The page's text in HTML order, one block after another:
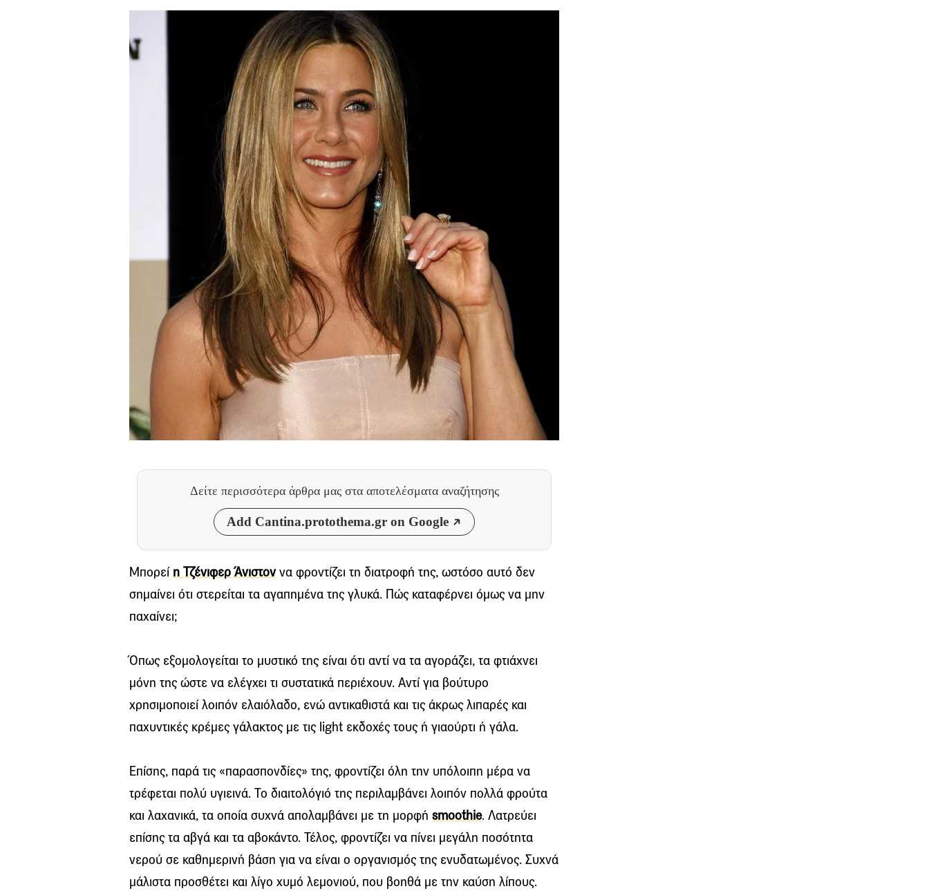
Δείτε περισσότερα άρθρα μας στα αποτελέσματα αναζήτησης
Add Cantina.protothema.gr on Google
Μπορεί η Τζένιφερ Άνιστοννα φροντίζει τη διατροφή της, ωστόσο αυτό δεν
σημαίνει ότι στερείται τα αγαπημένα της γλυκά. Πώς καταφέρνει όμως να μην
παχαίνει;
Όπως εξομολογείται το μυστικό της είναι ότι αντί να τα αγοράζει, τα φτιάχνει
μόνη της ώστε να ελέγχει τι συστατικά περιέχουν. Αντί για βούτυρο
χρησιμοποιεί λοιπόν ελαιόλαδο, ενώ αντικαθιστά και τις άκρως λιπαρές και
παχυντικές κρέμες γάλακτος με τις light εκδοχές τους ή γιαούρτι ή γάλα.
Επίσης, παρά τις «παρασπονδίες» της, φροντίζει όλη την υπόλοιπη μέρα να
τρέφεται πολύ υγιεινά. Το διαιτολόγιό της περιλαμβάνει λοιπόν πολλά φρούτα
και λαχανικά, τα οποία συχνά απολαμβάνει με τη μορφή smoothie. Λατρεύει
επίσης τα αβγά και τα αβοκάντο. Τέλος, φροντίζει να πίνει μεγάλη ποσότητα
νερού σε καθημερινή βάση για να είναι ο οργανισμός της ενυδατωμένος. Συχνά
μάλιστα προσθέτει και λίγο χυμό λεμονιού, που βοηθά με την καύση λίπους.